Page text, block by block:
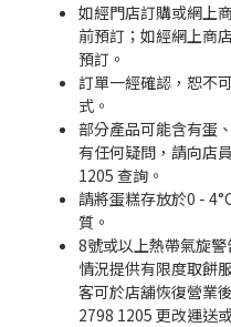
如經門店訂購或網上
前預訂；如經網上商
預訂。
訂單一經確認，恕不
式。
部分產品可能含有蛋
有任何疑問，請向店
1205 查詢。
請將蛋糕存放於0 -
質。
8號或以上熱帶氣旋
情況提供有限度取餅
客可於店舖恢復營業
2798 1205 更改運送